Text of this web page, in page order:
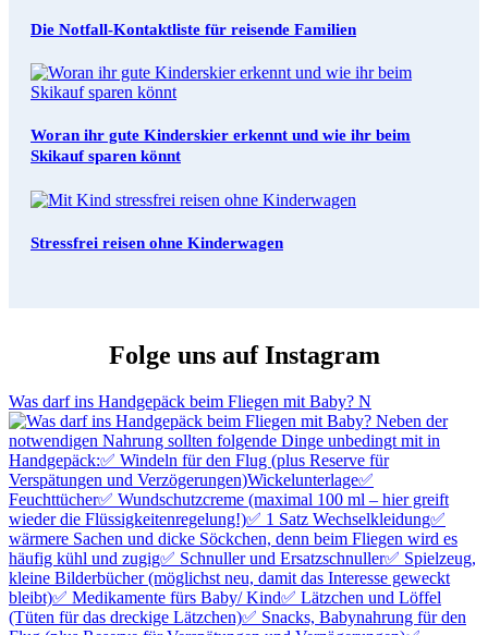
Die Notfall-Kontaktliste für reisende Familien
Woran ihr gute Kinderskier erkennt und wie ihr beim
Skikauf sparen könnt
Stressfrei reisen ohne Kinderwagen
Folge uns auf Instagram
Was darf ins Handgepäck beim Fliegen mit Baby? N